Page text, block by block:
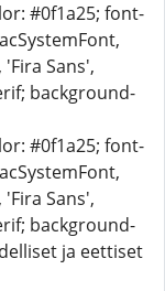
#0f1a25; font-
Sans',
background-
#0f1a25; font-
Sans',
background-
ja eettiset